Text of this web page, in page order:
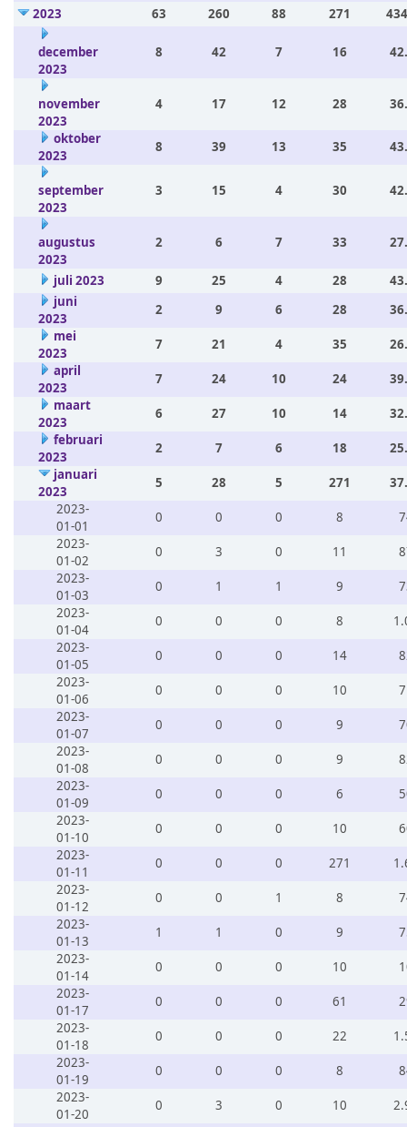
2023
63 260 88 271
december
2023
8 42 7 16
november
2023
4 17 12 28
oktober
2023
8 39 13 35
september
2023
3 15 4 30
augustus
2023
2 6 7 33
juli 2023 9 25 4 28
juni
2023
2 9 6 28
mei
2023
7 21 4 35
april
2023
7 24 10 24
maart
2023
6 27 10 14
februari
2023
2 7 6 18
januari
2023
5 28 5 271
2023-
01-01
0 0 0 8
2023-
01-02
0 3 0 11
2023-
01-03
0 1 1 9
2023-
01-04
0 0 0 8
2023-
01-05
0 0 0 14
2023-
01-06
0 0 0 10
2023-
01-07
0 0 0 9
2023-
01-08
0 0 0 9
2023-
01-09
0 0 0 6
2023-
01-10
0 0 0 10
2023-
01-11
0 0 0 271
2023-
01-12
0 0 1 8
2023-
01-13
1 1 0 9
2023-
01-14
0 0 0 10
2023-
01-17
0 0 0 61
2023-
01-18
0 0 0 22
2023-
01-19
0 0 0 8
2023-
01-20
0 3 0 10